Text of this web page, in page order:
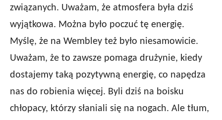
związanych. Uważam, że atmosfera była dziś
wyjątkowa. Można było poczuć tę energię.
Myślę, że na Wembley też było niesamowicie.
Uważam, że to zawsze pomaga drużynie, kiedy
dostajemy taką pozytywną energię, co napędza
nas do robienia więcej. Byli dziś na boisku
chłopacy, którzy słaniali się na nogach. Ale tłum,